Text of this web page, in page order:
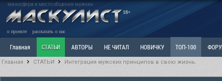
маносфера и место общения мужчин
18+
о проекте рассказать о нас
Главная СТАТЬИ АВТОРЫ НЕ ЧИТАЛ НОВИЧКУ ТОП-100
Ветка: Расстаюсь или Развожусь. САНЧАС Ветка: Наболевшее. Выскажись!
Главная СТАТЬИ Интеграция мужских принципов в свою жизнь.